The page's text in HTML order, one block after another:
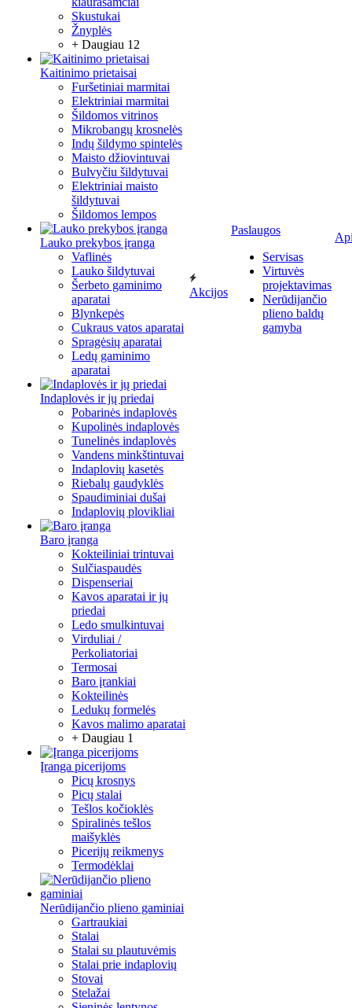
Skustukai
Žnyplės
+ Daugiau 12
Kaitinimo prietaisai
Furšetiniai marmitai
Elektriniai marmitai
Šildomos vitrinos
Mikrobangų krosnelės
Indų šildymo spintelės
Maisto džiovintuvai
Bulvyčiu šildytuvai
Elektriniai maisto
šildytuvai
Šildomos lempos
Lauko prekybos įranga
Vaflinės
Lauko šildytuvai
Šerbeto gaminimo
aparatai
Blynkepės
Cukraus vatos aparatai
Spragėsių aparatai
Ledų gaminimo
aparatai
Indaplovės ir jų priedai
Pobarinės indaplovės
Kupolinės indaplovės
Tunelinės indaplovės
Vandens minkštintuvai
Indaplovių kasetės
Riebalų gaudyklės
Spaudiminiai dušai
Indaplovių plovikliai
Baro įranga
Kokteiliniai trintuvai
Sulčiaspaudės
Dispenseriai
Kavos aparatai ir jų
priedai
Ledo smulkintuvai
Virduliai /
Perkoliatoriai
Termosai
Baro įrankiai
Kokteilinės
Ledukų formelės
Kavos malimo aparatai
+ Daugiau 1
Įranga picerijoms
Picų krosnys
Picų stalai
Tešlos kočioklės
Spiralinės tešlos
maišyklės
Picerijų reikmenys
Termodėklai
Nerūdijančio plieno gaminiai
Gartraukiai
Stalai
Stalai su plautuvėmis
Stalai prie indaplovių
Stovai
Stelažai
Akcijos
Paslaugos
Servisas
Virtuvės
projektavimas
Nerūdijančio
plieno baldų
gamyba